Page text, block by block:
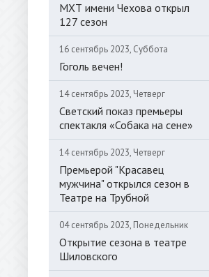
МХТ имени Чехова открыл
127 сезон
16 сентябрь 2023, Суббота
Гоголь вечен!
14 сентябрь 2023, Четверг
Светский показ премьеры
спектакля «Собака на сене»
14 сентябрь 2023, Четверг
Премьерой "Красавец
мужчина" открылся сезон в
Театре на Трубной
04 сентябрь 2023, Понедельник
Открытие сезона в театре
Шиловского